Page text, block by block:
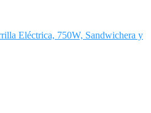
Eléctrica, 750W, Sandwichera y